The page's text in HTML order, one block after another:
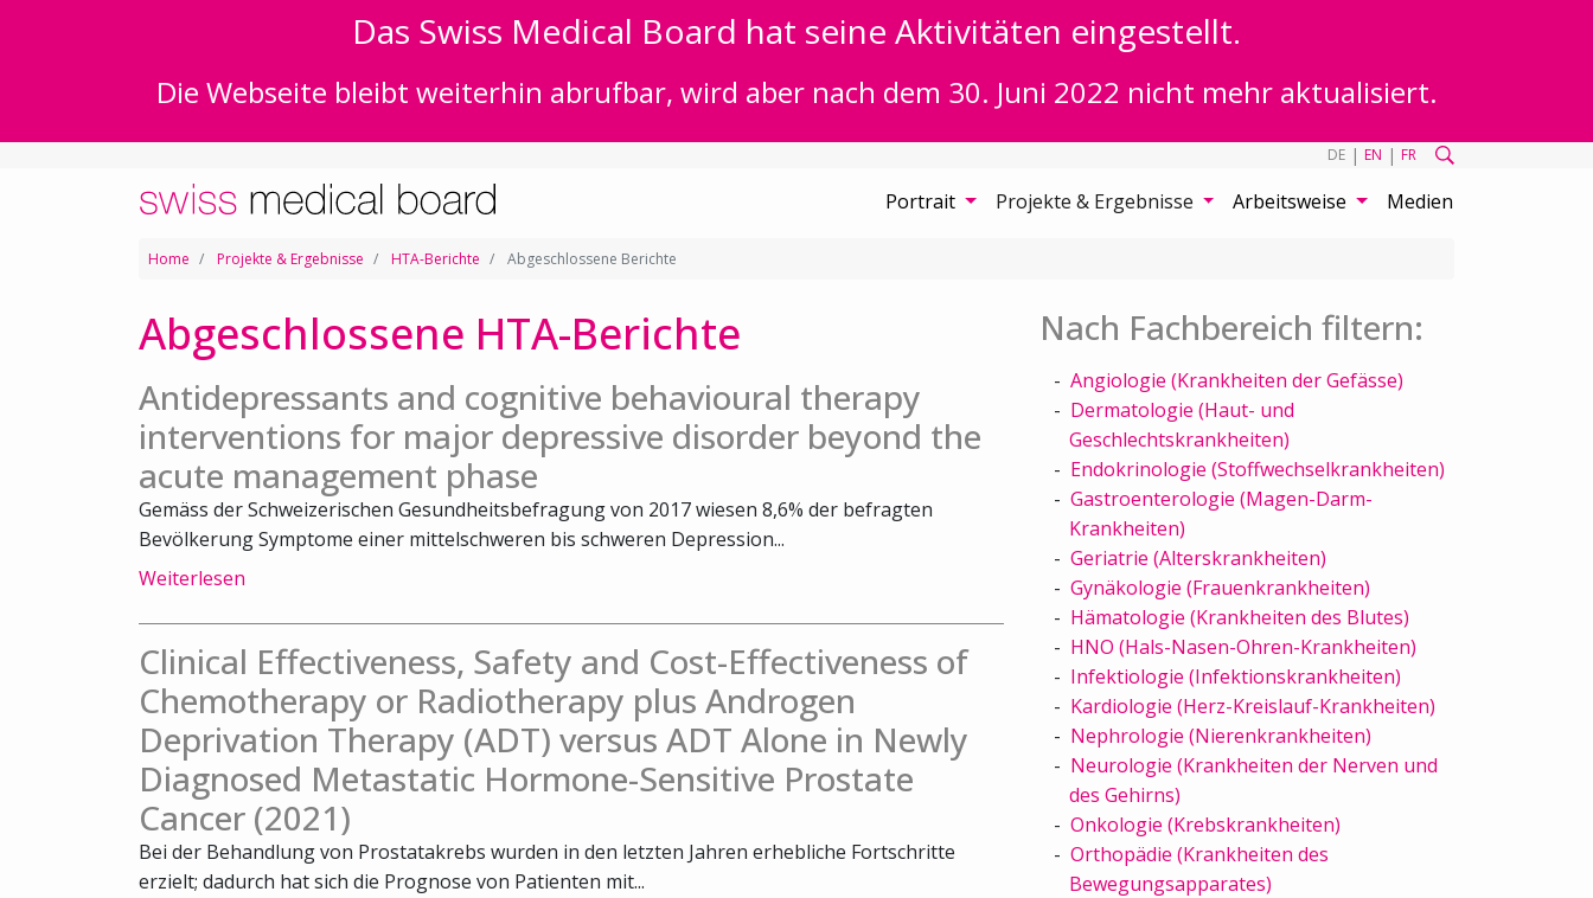
Das Swiss Medical Board hat seine Aktivitäten eingestellt.
Die Webseite bleibt weiterhin abrufbar, wird aber nach dem 30. Juni 2022 nicht mehr aktualisiert.
DE | EN | FR
Portrait Projekte & Ergebnisse Arbeitsweise Medien
Home Projekte & Ergebnisse HTA-Berichte Abgeschlossene Berichte
Abgeschlossene HTA-Berichte
Antidepressants and cognitive behavioural therapy
interventions for major depressive disorder beyond the
acute management phase
Gemäss der Schweizerischen Gesundheitsbefragung von 2017 wiesen 8,6% der befragten
Bevölkerung Symptome einer mittelschweren bis schweren Depression...
Weiterlesen
Clinical Effectiveness, Safety and Cost-Effectiveness of
Chemotherapy or Radiotherapy plus Androgen
Deprivation Therapy (ADT) versus ADT Alone in Newly
Diagnosed Metastatic Hormone-Sensitive Prostate
Cancer (2021)
Bei der Behandlung von Prostatakrebs wurden in den letzten Jahren erhebliche Fortschritte
erzielt; dadurch hat sich die Prognose von Patienten mit...
Nach Fachbereich filtern:
Angiologie (Krankheiten der Gefässe)
Dermatologie (Haut- und
Geschlechtskrankheiten)
Endokrinologie (Stoffwechselkrankheiten)
Gastroenterologie (Magen-Darm-
Krankheiten)
Geriatrie (Alterskrankheiten)
Gynäkologie (Frauenkrankheiten)
Hämatologie (Krankheiten des Blutes)
HNO (Hals-Nasen-Ohren-Krankheiten)
Infektiologie (Infektionskrankheiten)
Kardiologie (Herz-Kreislauf-Krankheiten)
Nephrologie (Nierenkrankheiten)
Neurologie (Krankheiten der Nerven und
des Gehirns)
Onkologie (Krebskrankheiten)
Orthopädie (Krankheiten des
Bewegungsapparates)